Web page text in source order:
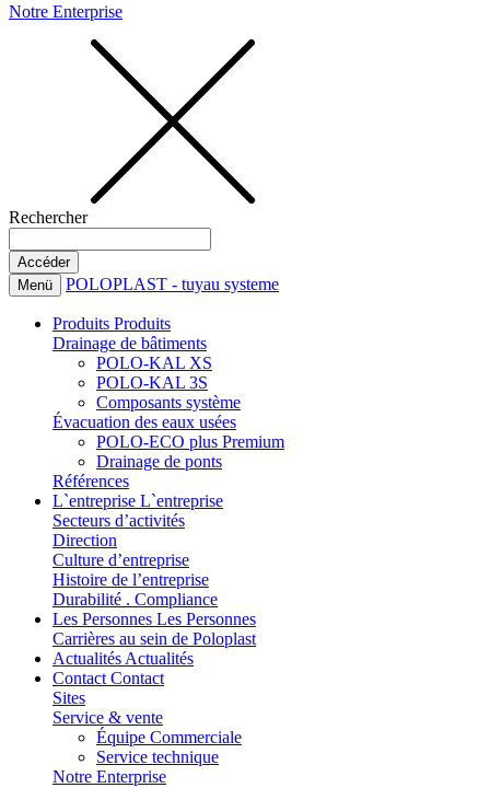
Notre Enterprise
Rechercher
Menü POLOPLAST - tuyau systeme
Produits Produits
Drainage de bâtiments
POLO-KAL XS
POLO-KAL 3S
Composants système
Évacuation des eaux usées
POLO-ECO plus Premium
Drainage de ponts
Références
L`entreprise L`entreprise
Secteurs d’activités
Direction
Culture d’entreprise
Histoire de l’entreprise
Durabilité . Compliance
Les Personnes Les Personnes
Carrières au sein de Poloplast
Actualités Actualités
Contact Contact
Sites
Service & vente
Équipe Commerciale
Service technique
Notre Enterprise